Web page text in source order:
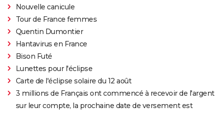
Nouvelle canicule
Tour de France femmes
Quentin Dumontier
Hantavirus en France
Bison Futé
Lunettes pour l'éclipse
Carte de l'éclipse solaire du 12 août
3 millions de Français ont commencé à recevoir de l'argent
sur leur compte, la prochaine date de versement est